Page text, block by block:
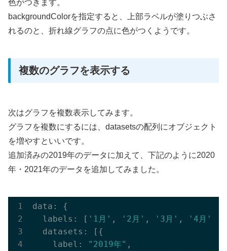
色がつきます。
backgroundColorを指定すると、上部ラベルが塗りつぶさ
れるのと、折れ線グラフの点に色がつくようです。
複数のグラフを表示する
次はグラフを複数表示してみます。
グラフを複数にするには、datasetsの配列にオブジェクト
を増やすといいです。
追加済みの2019年のデータに加えて、下記のように2020
年・2021年のデータを追加してみました。
data: {
  labels: [
'1月' , '2月' , '3月' , '4月'
  datasets: [{
    label:
"2019年" ,